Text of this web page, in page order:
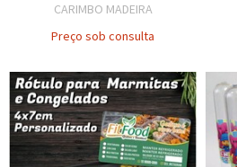
CARIMBO MADEIRA
Preço sob consulta